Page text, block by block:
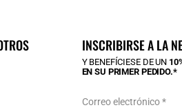
INSCRIBIRSE A LA
Y BENEFÍCIESE DE UN
EN SU PRIMER PEDIDO.*
Correo electrónico